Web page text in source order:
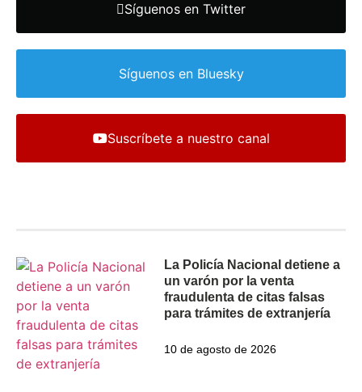
Síguenos en Twitter
Síguenos en Bluesky
Suscríbete a nuestro canal
La Policía Nacional detiene a
un varón por la venta
fraudulenta de citas falsas
para trámites de extranjería
10 de agosto de 2026